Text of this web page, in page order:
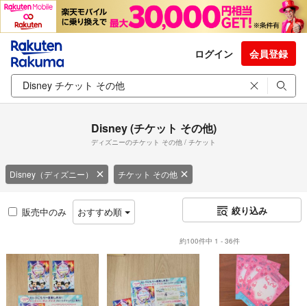
ログイン 会員登録
Disney (チケット その他)
ディズニーのチケット その他 / チケット
Disney（ディズニー） チケット その他
販売中のみ おすすめ順 絞り込み
約100件中 1 - 36件